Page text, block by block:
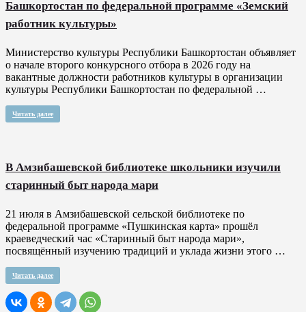
Башкортостан по федеральной программе «Земский
работник культуры»
Министерство культуры Республики Башкортостан объявляет
о начале второго конкурсного отбора в 2026 году на
вакантные должности работников культуры в организации
культуры Республики Башкортостан по федеральной …
Читать далее
В Амзибашевской библиотеке школьники изучили
старинный быт народа мари
21 июля в Амзибашевской сельской библиотеке по
федеральной программе «Пушкинская карта» прошёл
краеведческий час «Старинный быт народа мари»,
посвящённый изучению традиций и уклада жизни этого …
Читать далее